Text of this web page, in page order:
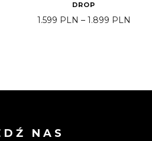
DROP
1.599 PLN – 1.899 PLN
NAS